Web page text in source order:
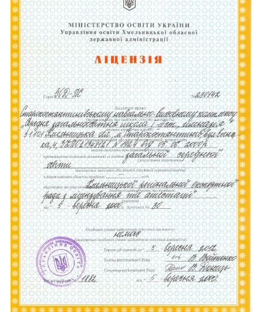
Головна
Життя
гімназії
Прозорість
та
інформаційна
відкритість
закладу
Булінг
Про
нас
ДПА
Новини
Контакти
ВІЧНА
ПАМ'ЯТЬ
ГЕРОЯМ